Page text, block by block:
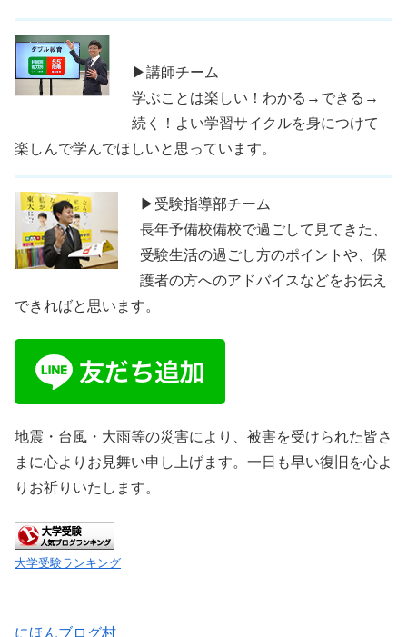
▶講師チーム
学ぶことは楽しい！わかる→できる→
続く！よい学習サイクルを身につけて
楽しんで学んでほしいと思っています。
▶受験指導部チーム
長年予備校備校で過ごして見てきた、
受験生活の過ごし方のポイントや、保
護者の方へのアドバイスなどをお伝え
できればと思います。
地震・台風・大雨等の災害により、被害を受けられた皆さ
まに心よりお見舞い申し上げます。一日も早い復旧を心よ
りお祈りいたします。
大学受験ランキング
にほんブログ村